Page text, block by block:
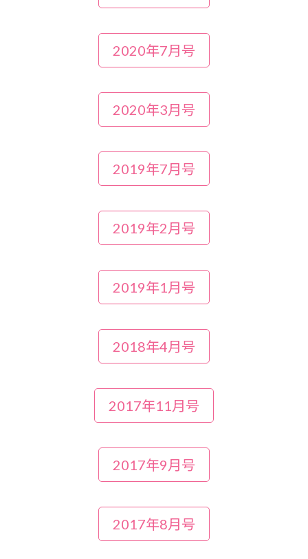
2020年7月号
2020年3月号
2019年7月号
2019年2月号
2019年1月号
2018年4月号
2017年11月号
2017年9月号
2017年8月号